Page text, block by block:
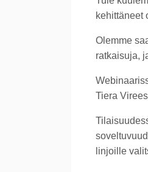
kehittäneet
Olemme
ratkaisuja,
Tiera
linjoille